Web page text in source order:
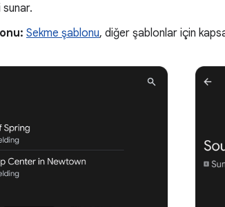
Sekme şablonu, diğer şablonlar için